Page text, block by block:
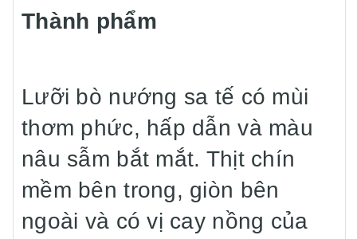
Thành phẩm
Lưỡi bò nướng sa tế có mùi
thơm phức, hấp dẫn và màu
nâu sẫm bắt mắt. Thịt chín
mềm bên trong, giòn bên
ngoài và có vị cay nồng của